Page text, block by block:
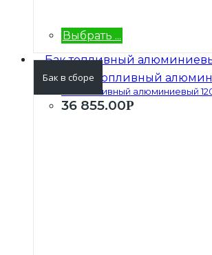
Выбрать ...
Бак в сборе
Бак топливный алюминиевый
36 855.00Р